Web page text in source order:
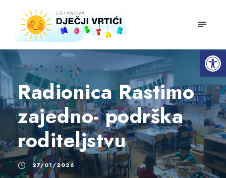
Open toolbar
Radionica Rastimo
zajedno- podrška
roditeljstvu
27/01/2026